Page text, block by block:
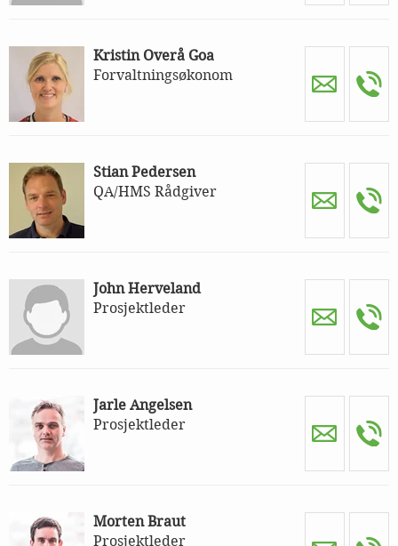
Kristin Overå Goa
Forvaltningsøkonom
Stian Pedersen
QA/HMS Rådgiver
John Herveland
Prosjektleder
Jarle Angelsen
Prosjektleder
Morten Braut
Prosjektleder